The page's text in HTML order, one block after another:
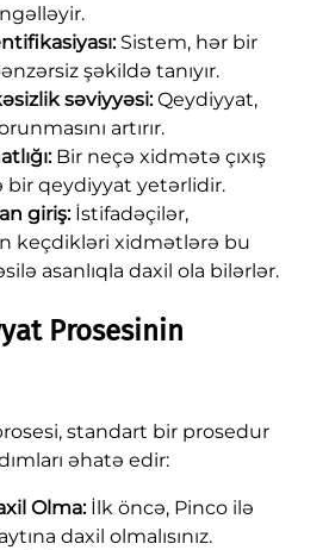
Sistem, hər bir
şəkildə tanıyır.
səviyyəsi:Qeydiyyat,
artırır.
Bir neçə xidmətə çıxış
bir qeydiyyat yetərlidir.
giriş:İstifadəçilər,
keçdikləri xidmətlərə bu
asanlıqla daxil ola bilərlər.
Prosesinin
standart bir prosedur
əhatə edir:
Olma:İlk öncə, Pinco ilə
daxil olmalısınız.